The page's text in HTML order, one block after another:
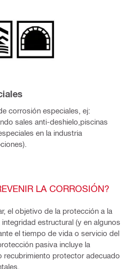
corrosión especiales, ej:
sales anti-deshielo,piscinas
en la industria
LA CORROSIÓN?
el objetivo de la protección a la
estructural (y en algunos
el tiempo de vida o servicio del
pasiva incluye la
recubrimiento protector adecuado